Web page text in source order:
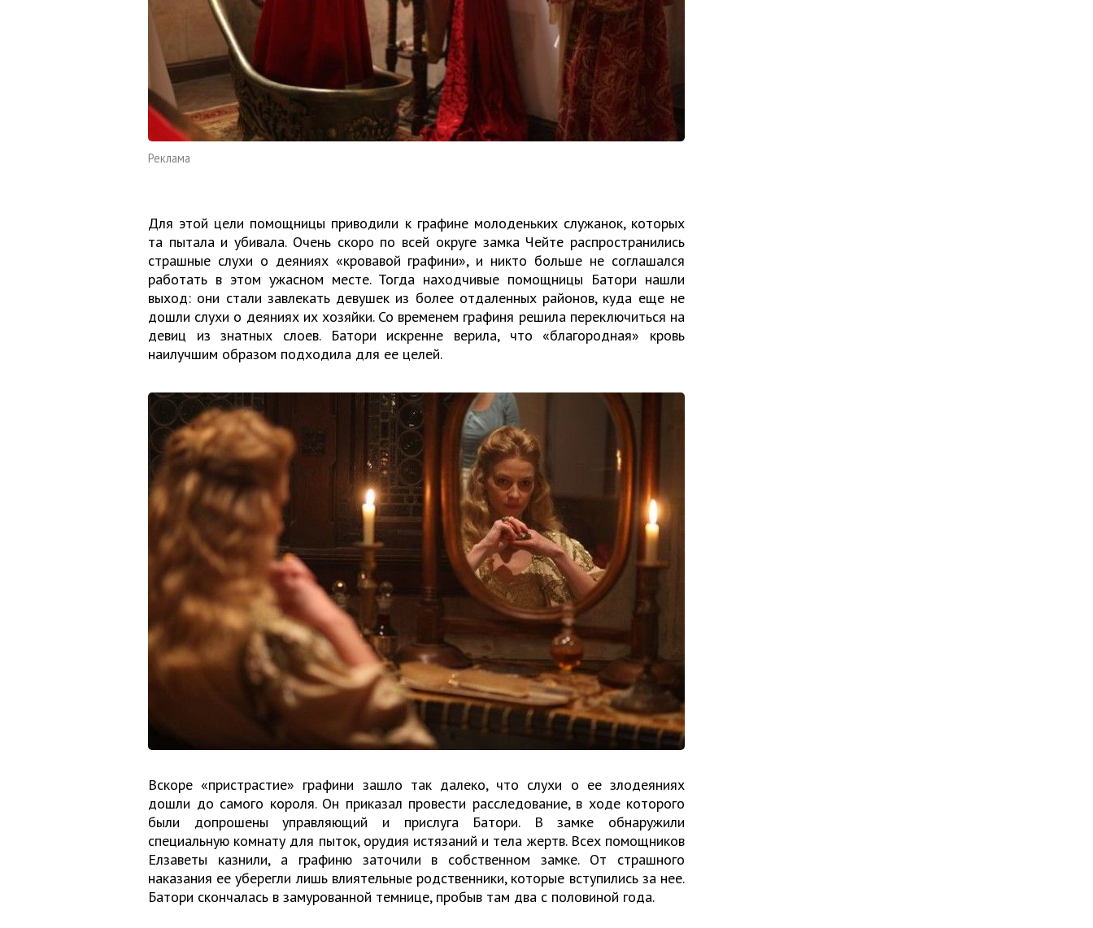
Реклама
Для этой цели помощницы приводили к графине молоденьких служанок, которых
та пытала и убивала. Очень скоро по всей округе замка Чейте распространились
страшные слухи о деяниях «кровавой графини», и никто больше не соглашался
работать в этом ужасном месте. Тогда находчивые помощницы Батори нашли
выход: они стали завлекать девушек из более отдаленных районов, куда еще не
дошли слухи о деяниях их хозяйки. Со временем графиня решила переключиться на
девиц из знатных слоев. Батори искренне верила, что «благородная» кровь
наилучшим образом подходила для ее целей.
Вскоре «пристрастие» графини зашло так далеко, что слухи о ее злодеяниях
дошли до самого короля. Он приказал провести расследование, в ходе которого
были допрошены управляющий и прислуга Батори. В замке обнаружили
специальную комнату для пыток, орудия истязаний и тела жертв. Всех помощников
Елзаветы казнили, а графиню заточили в собственном замке. От страшного
наказания ее уберегли лишь влиятельные родственники, которые вступились за нее.
Батори скончалась в замурованной темнице, пробыв там два с половиной года.